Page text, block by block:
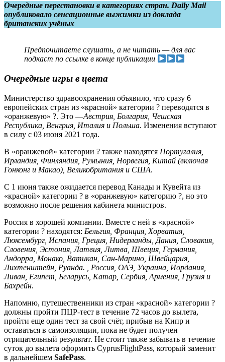
Очередные перестановки в категориях стран. Daily Mail
опубликовало сенсационные выжимки из доклада
британских учёных
Предпочитаете слушать, а не читать — для вас
подкаст по ссылке в конце публикации
Очередные игры в цвета
Министерство здравоохранения объявило, что сразу 6
европейских стран из «красной» категории ? переводятся в
«оранжевую» ?. Это —Австрия, Болгария, Чешская
Республика, Венгрия, Италия и Польша. Изменения вступают
в силу с 03 июня 2021 года.
В «оранжевой» категории ? также находятся Португалия,
Ирландия, Финляндия, Румыния, Норвегия, Китай (включая
Гонконг и Макао), Великобритания и США.
С 1 июня также ожидается перевод Канады и Кувейта из
«красной» категории ? в «оранжевую» категорию ?, но это
возможно после решения кабинета министров.
Россия в хорошей компании. Вместе с ней в «красной»
категории ? находятся: Бельгия, Франция, Хорватия,
Люксембург, Испания, Греция, Нидерланды, Дания, Словакия,
Словения, Эстония, Латвия, Литва, Швеция, Германия,
Андорра, Монако, Ватикан, Сан-Марино, Швейцария,
Лихтенштейн, Руанда. , Россия, ОАЭ, Украина, Иордания,
Ливан, Египет, Беларусь, Катар, Сербия, Армения, Грузия и
Бахрейн.
Напомню, путешественники из стран «красной» категории ?
должны пройти ПЦР-тест в течение 72 часов до вылета,
пройти еще один тест за свой счёт, прибыв на Кипр и
оставаться в самоизоляции, пока не будет получен
отрицательный результат. Не стоит также забывать в течение
суток до вылета оформить CyprusFlightPass, который заменит
в дальнейшем SafePass.